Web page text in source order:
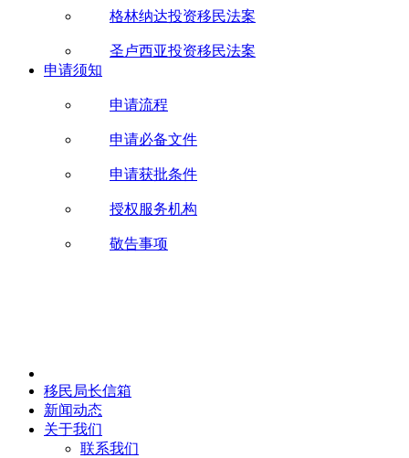
格林纳达投资移民法案
圣卢西亚投资移民法案
申请须知
申请流程
申请必备文件
申请获批条件
授权服务机构
敬告事项
移民局长信箱
新闻动态
关于我们
联系我们